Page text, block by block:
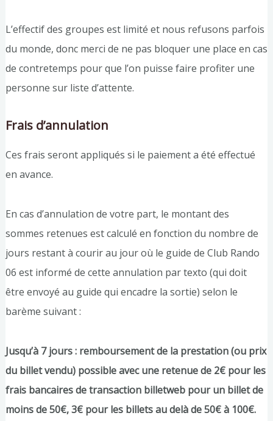
L’effectif des groupes est limité et nous refusons parfois
du monde, donc merci de ne pas bloquer une place en cas
de contretemps pour que l’on puisse faire profiter une
personne sur liste d’attente.
Frais d’annulation
Ces frais seront appliqués si le paiement a été effectué
en avance.
En cas d’annulation de votre part, le montant des
sommes retenues est calculé en fonction du nombre de
jours restant à courir au jour où le guide de Club Rando
06 est informé de cette annulation par texto (qui doit
être envoyé au guide qui encadre la sortie) selon le
barème suivant :
Jusqu’à 7 jours : remboursement de la prestation (ou prix
du billet vendu) possible avec une retenue de 2€ pour les
frais bancaires de transaction billetweb pour un billet de
moins de 50€, 3€ pour les billets au delà de 50€ à 100€.